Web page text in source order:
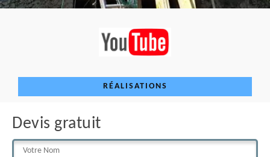
RÉALISATIONS
Devis gratuit